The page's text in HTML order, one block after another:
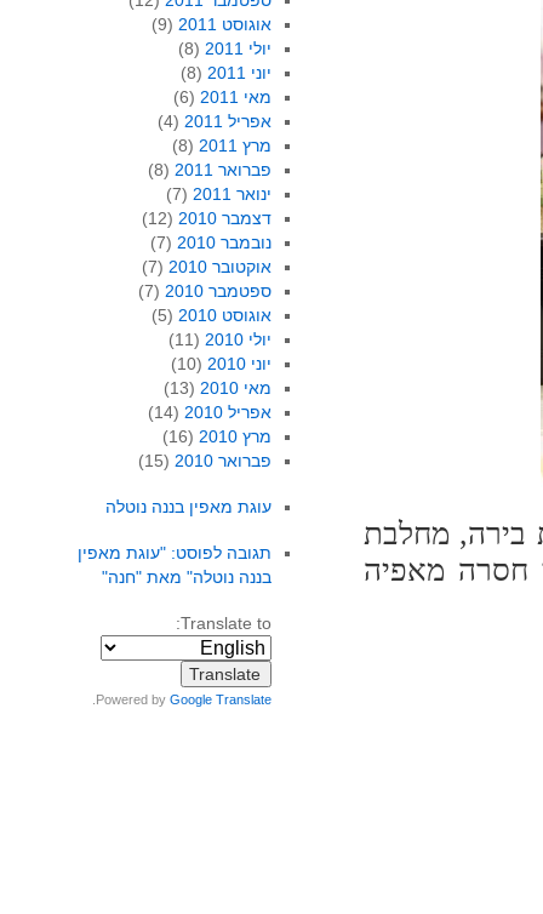
בירה, מחלבת
חסרה מאפיה
אוגוסט 2011
(9)
יולי 2011
(8)
יוני 2011
(8)
מאי 2011
(6)
אפריל 2011
(4)
מרץ 2011
(8)
פברואר 2011
(8)
ינואר 2011
(7)
דצמבר 2010
(12)
נובמבר 2010
(7)
אוקטובר 2010
(7)
ספטמבר 2010
(7)
אוגוסט 2010
(5)
יולי 2010
(11)
יוני 2010
(10)
מאי 2010
(13)
אפריל 2010
(14)
מרץ 2010
(16)
פברואר 2010
(15)
עוגת מאפין בננה נוטלה
תגובה לפוסט: "עוגת מאפין
בננה נוטלה" מאת "חנה"
Translate to:
Powered byGoogle Translate